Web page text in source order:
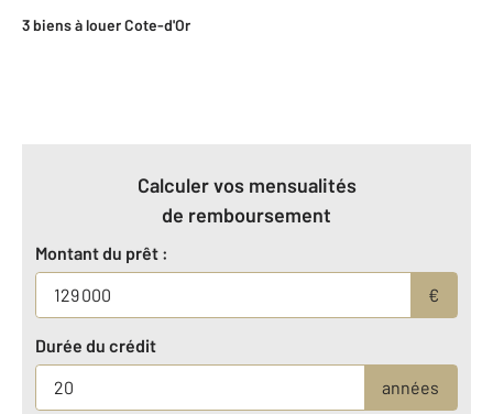
3 biens à louer Cote-d'Or
Calculer vos mensualités
de remboursement
Montant du prêt :
€
Durée du crédit
années